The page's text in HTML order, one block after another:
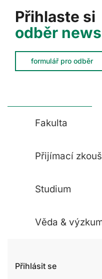
Přihlaste si
odběr
formulář pro odběr
Fakulta
Přijímací
Studium
Věda &
Přihlásit se